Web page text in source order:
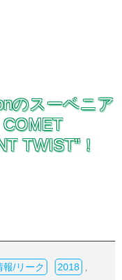
のスーベニア
COMET
TWIST”！
報/リーク 2018